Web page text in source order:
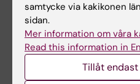
Publikation
Sustained Response
Infant With a Germline
Refractory Metastatic
samtycke via kakikonen
sidan.
Mer information om våra
Read this information in
Tillåt